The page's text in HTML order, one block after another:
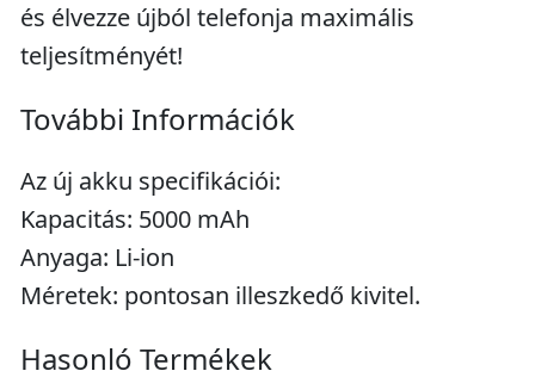
és élvezze újból telefonja maximális
teljesítményét!
További Információk
Az új akku specifikációi:
Kapacitás: 5000 mAh
Anyaga: Li-ion
Méretek: pontosan illeszkedő kivitel.
Hasonló Termékek